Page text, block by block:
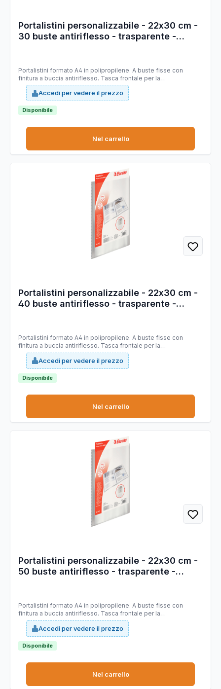
Portalistini personalizzabile - 22x30 cm -
30 buste antiriflesso - trasparente -
Portalistini formato A4 in polipropilene. A buste fisse con
finitura a buccia antiriflesso. Tasca frontale per la
personalizzazione. 30 buste.
Accedi per vedere il prezzo
Disponibile
Nel carrello
Portalistini personalizzabile - 22x30 cm -
40 buste antiriflesso - trasparente -
Portalistini formato A4 in polipropilene. A buste fisse con
finitura a buccia antiriflesso. Tasca frontale per la
personalizzazione. 40 buste.
Accedi per vedere il prezzo
Disponibile
Nel carrello
Portalistini personalizzabile - 22x30 cm -
50 buste antiriflesso - trasparente -
Portalistini formato A4 in polipropilene. A buste fisse con
finitura a buccia antiriflesso. Tasca frontale per la
personalizzazione. 50 buste.
Accedi per vedere il prezzo
Disponibile
Nel carrello